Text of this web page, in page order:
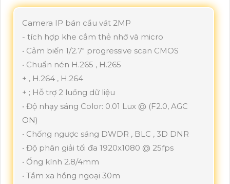
Camera IP bán cầu vát 2MP
- tích hợp khe cắm thẻ nhớ và micro
• Cảm biến 1/2.7" progressive scan CMOS
• Chuẩn nén H.265 , H.265
+ , H.264 , H.264
+ ; Hỗ trợ 2 luồng dữ liệu
• Độ nhạy sáng Color: 0.01 Lux @ (F2.0, AGC
ON)
• Chống ngược sáng DWDR , BLC , 3D DNR
• Độ phân giải tối đa 1920x1080 @ 25fps
• Ống kính 2.8/4mm
• Tầm xa hồng ngoại 30m